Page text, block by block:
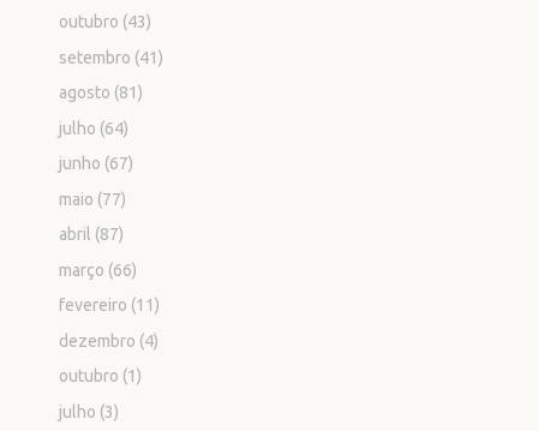
outubro (43)
setembro (41)
agosto (81)
julho (64)
junho (67)
maio (77)
abril (87)
março (66)
fevereiro (11)
dezembro (4)
outubro (1)
julho (3)